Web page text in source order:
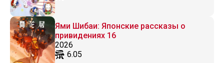
Ями Шибаи: Японские рассказы о
привидениях 16
2026
6.05